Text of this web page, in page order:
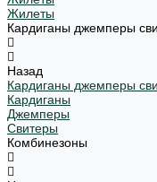
Жилеты
Кардиганы джемперы
Назад
Кардиганы джемперы
Кардиганы
Джемперы
Свитеры
Комбинезоны